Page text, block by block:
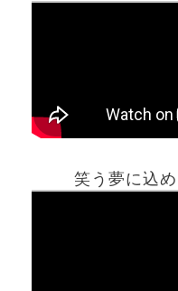
笑う夢に込